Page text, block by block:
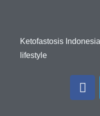
Ketofastosis
lifestyle